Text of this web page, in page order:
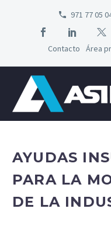
971 77 05
Contacto Área
AYUDAS
PARA LA
DE LA